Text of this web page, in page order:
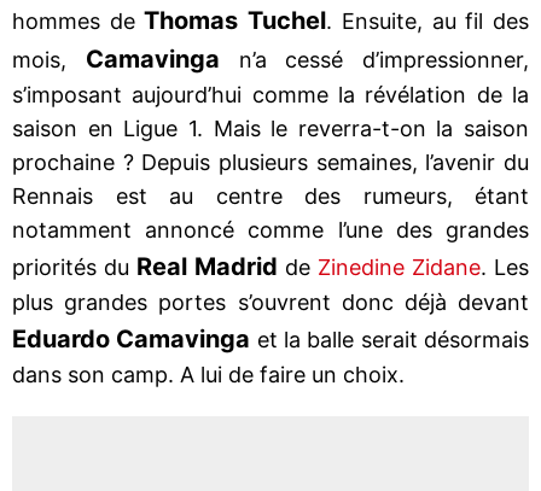
hommes deThomas Tuchel. Ensuite, au fil des
mois, Camavinga n’a cessé d’impressionner,
s’imposant aujourd’hui comme la révélation de la
saison en Ligue 1. Mais le reverra-t-on la saison
prochaine ? Depuis plusieurs semaines, l’avenir du
Rennais est au centre des rumeurs, étant
notamment annoncé comme l’une des grandes
priorités du Real Madrid de Zinedine Zidane. Les
plus grandes portes s’ouvrent donc déjà devant
Eduardo Camavinga et la balle serait désormais
dans son camp. A lui de faire un choix.